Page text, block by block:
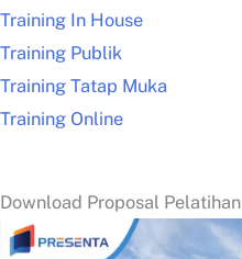
Training In House
Training Publik
Training Tatap Muka
Training Online
Download Proposal Pelatihan